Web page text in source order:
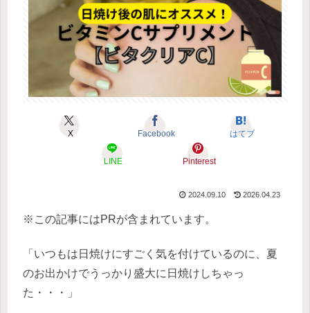
X Facebook はてブ
LINE Pinterest
2024.09.10 2026.04.23
※この記事にはPRが含まれています。
「いつもは日焼けにすごく気を付けているのに、夏
のお出かけでうっかり盛大に日焼けしちゃっ
た・・・」